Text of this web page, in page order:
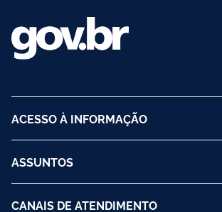
ACESSO À INFORMAÇÃO
ASSUNTOS
CANAIS DE ATENDIMENTO